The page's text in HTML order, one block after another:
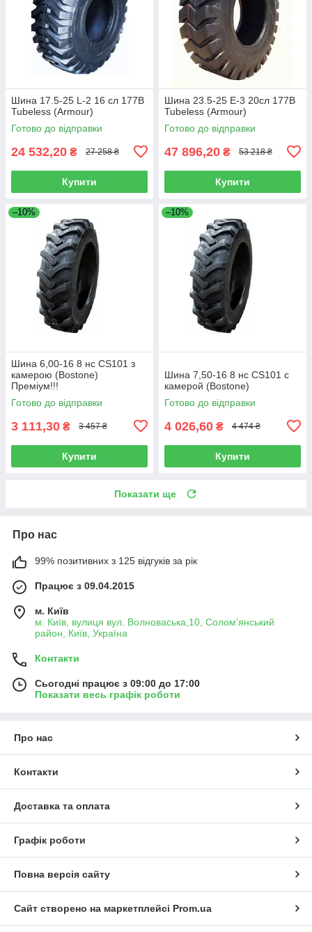
Шина 17.5-25 L-2 16 сл 177B
Tubeless (Armour)
Готово до відправки
24 532,20 ₴ 27 258 ₴
Купити
Шина 23.5-25 E-3 20сл 177B
Tubeless (Armour)
Готово до відправки
47 896,20 ₴ 53 218 ₴
Купити
–10%
Шина 6,00-16 8 нс CS101 з
камерою (Bostone)
Преміум!!!
Готово до відправки
3 111,30 ₴ 3 457 ₴
Купити
–10%
Шина 7,50-16 8 нс CS101 с
камерой (Bostone)
Готово до відправки
4 026,60 ₴ 4 474 ₴
Купити
Показати ще
Про нас
99% позитивних з 125 відгуків за рік
Працює з 09.04.2015
м. Київ
м. Київ, вулиця вул. Волноваська,10, Солом'янський
район, Київ, Україна
Контакти
Сьогодні працює з 09:00 до 17:00
Показати весь графік роботи
Про нас
Контакти
Доставка та оплата
Графік роботи
Повна версія сайту
Сайт створено на маркетплейсі Prom.ua